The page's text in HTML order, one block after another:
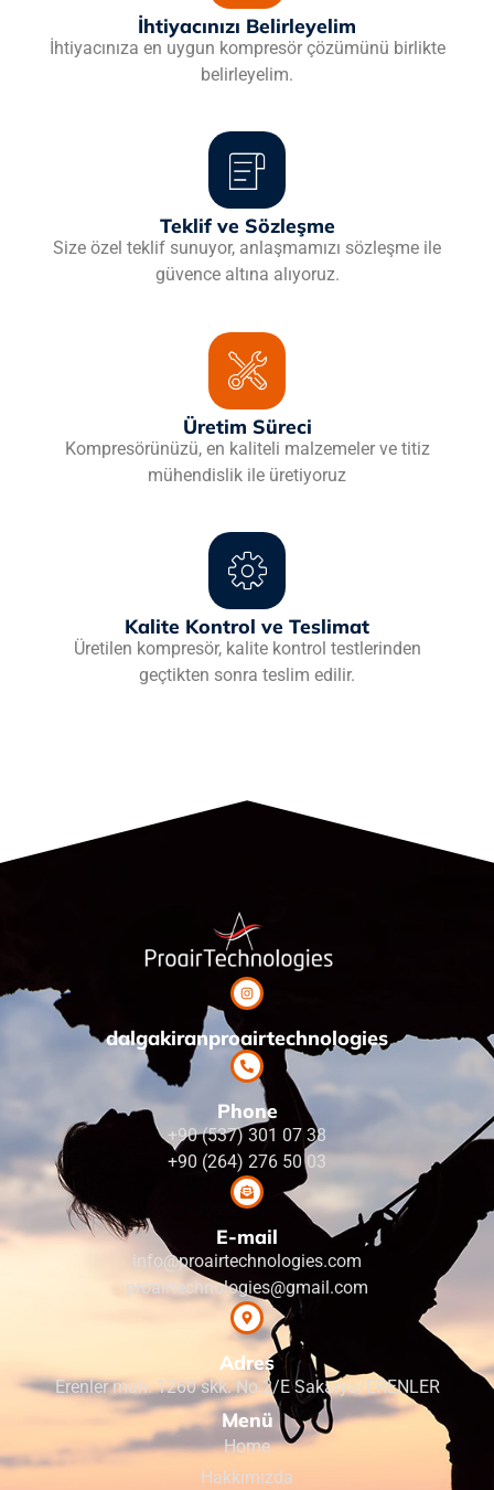
İhtiyacınızı Belirleyelim
İhtiyacınıza en uygun kompresör çözümünü birlikte
belirleyelim.
Teklif ve Sözleşme
Size özel teklif sunuyor, anlaşmamızı sözleşme ile
güvence altına alıyoruz.
Üretim Süreci
Kompresörünüzü, en kaliteli malzemeler ve titiz
mühendislik ile üretiyoruz
Kalite Kontrol ve Teslimat
Üretilen kompresör, kalite kontrol testlerinden
geçtikten sonra teslim edilir.
dalgakiranproairtechnologies
Phone
+90 (537) 301 07 38
+90 (264) 276 50 03
E-mail
info@proairtechnologies.com
proairtechnologies@gmail.com
Adres
Erenler mah. 1260 skk. No.2/E Sakarya/ERENLER
Menü
Home
Hakkımızda